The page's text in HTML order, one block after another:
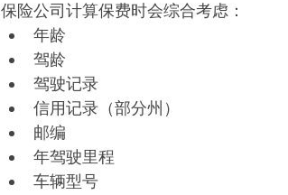
保险公司计算保费时会综合考虑：
年龄
驾龄
驾驶记录
信用记录（部分州）
邮编
年驾驶里程
车辆型号